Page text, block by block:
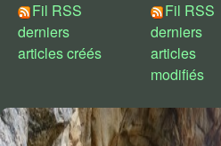
Fil RSS
derniers
articles créés
Fil RSS
derniers
articles
modifiés
Choix de styles :